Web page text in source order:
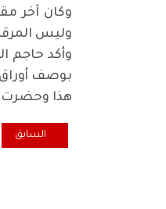
وكان آخر
وليس
وأكد حاجم
بوصف أوراق
هذا وحضرت
المقال
السابق